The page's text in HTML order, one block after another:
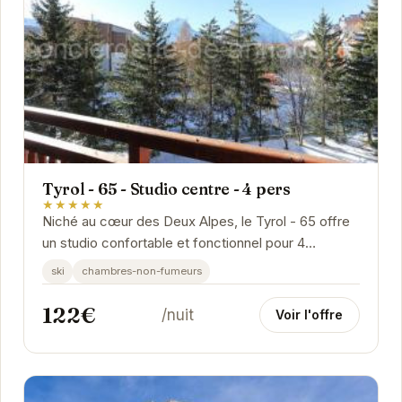
Tyrol - 65 - Studio centre - 4 pers
★★★★★
Niché au cœur des Deux Alpes, le Tyrol - 65 offre
un studio confortable et fonctionnel pour 4
personnes. Idéal pour les familles ou les groupes...
ski chambres-non-fumeurs
122€ /nuit Voir l'offre